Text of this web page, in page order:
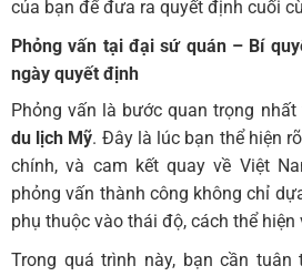
của bạn để đưa ra quyết định cuối
Phỏng vấn tại đại sứ quán – Bí
ngày quyết định
Phỏng vấn là bước quan trọng nhất
du lịch Mỹ. Đây là lúc bạn thể hiện
chính, và cam kết quay về Việt
phỏng vấn thành công không chỉ
phụ thuộc vào thái độ, cách thể
Trong quá trình này, bạn cần